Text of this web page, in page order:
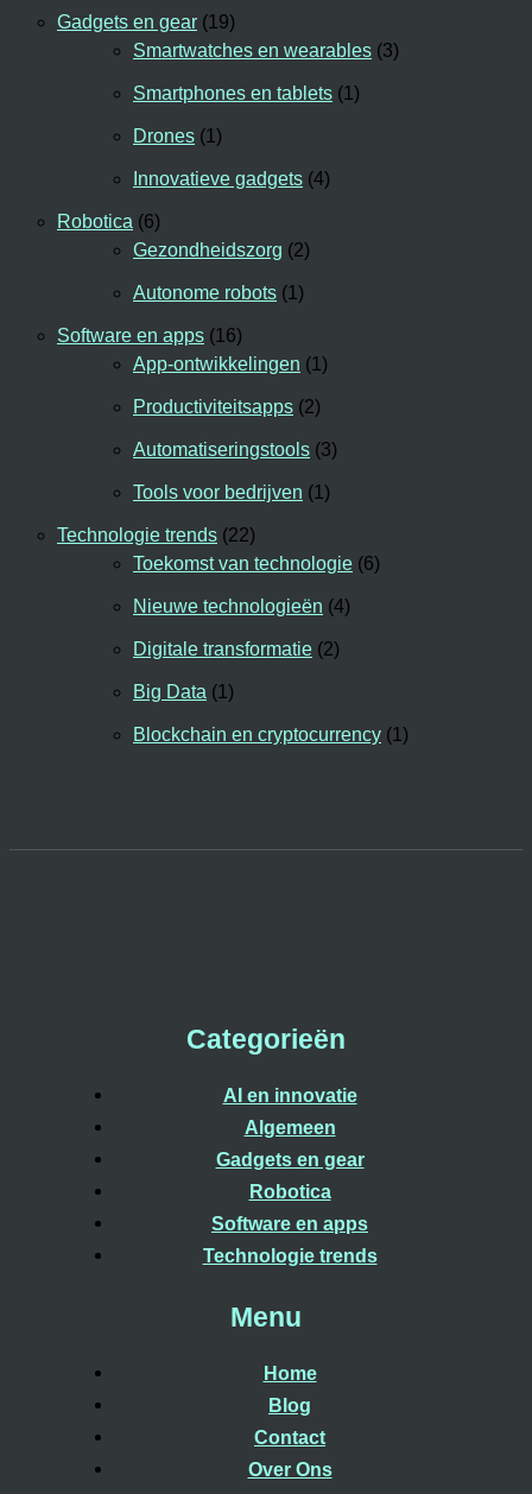
Gadgets en gear (19)
Smartwatches en wearables (3)
Smartphones en tablets (1)
Drones (1)
Innovatieve gadgets (4)
Robotica (6)
Gezondheidszorg (2)
Autonome robots (1)
Software en apps (16)
App-ontwikkelingen (1)
Productiviteitsapps (2)
Automatiseringstools (3)
Tools voor bedrijven (1)
Technologie trends (22)
Toekomst van technologie (6)
Nieuwe technologieën (4)
Digitale transformatie (2)
Big Data (1)
Blockchain en cryptocurrency (1)
Categorieën
AI en innovatie
Algemeen
Gadgets en gear
Robotica
Software en apps
Technologie trends
Menu
Home
Blog
Contact
Over Ons